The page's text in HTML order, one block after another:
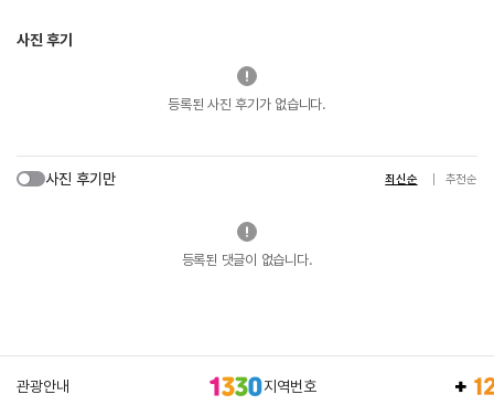
사진 후기
등록된 사진 후기가 없습니다.
사진 후기만 최신순 추천순
등록된 댓글이 없습니다.
관광안내 지역번호